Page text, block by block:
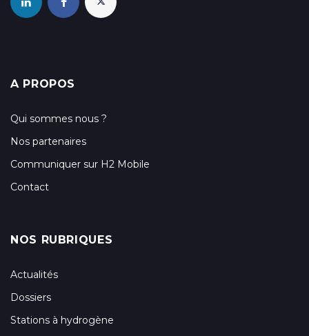
A PROPOS
Qui sommes nous ?
Nos partenaires
Communiquer sur H2 Mobile
Contact
NOS RUBRIQUES
Actualités
Dossiers
Stations à hydrogène